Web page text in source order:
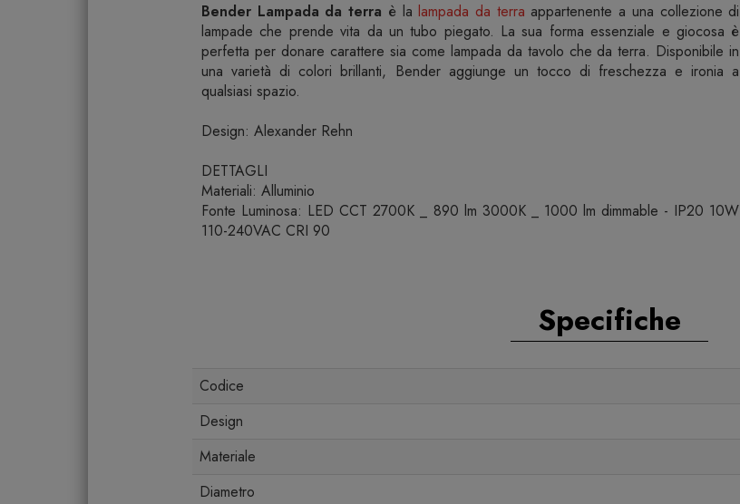
Bender Lampada da terra è lalampada da terra appartenente a una collezione di
lampade che prende vita da un tubo piegato. La sua forma essenziale e giocosa è
perfetta per donare carattere sia come lampada da tavolo che da terra. Disponibile in
una varietà di colori brillanti, Bender aggiunge un tocco di freschezza e ironia a
qualsiasi spazio.
Design: Alexander Rehn
DETTAGLI
Materiali: Alluminio
Fonte Luminosa: LED CCT 2700K _ 890 lm 3000K _ 1000 lm dimmable - IP20 10W
110-240VAC CRI 90
Specifiche
Codice
Design
Materiale
Diametro